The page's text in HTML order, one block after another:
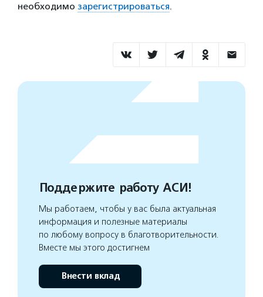
необходимо зарегистрироваться.
Поддержите работу АСИ!
Мы работаем, чтобы у вас была актуальная
информация и полезные материалы
по любому вопросу в благотворительности.
Вместе мы этого достигнем
Внести вклад